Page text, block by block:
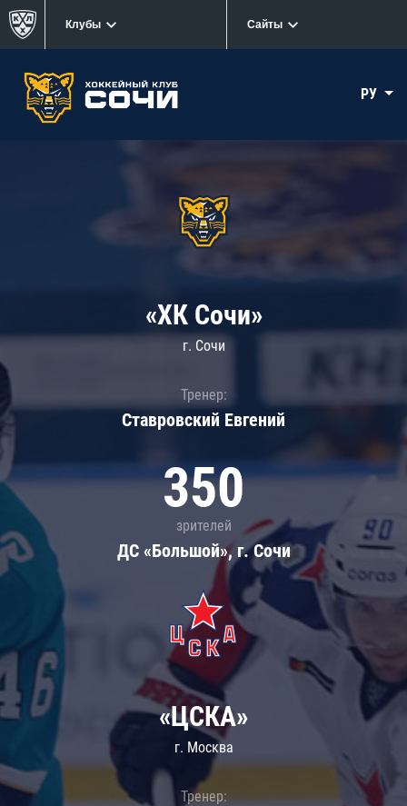
Клубы Сайты
РУ
«ХК Сочи»
г. Сочи
Тренер:
Ставровский Евгений
350
зрителей
ДС «Большой», г. Сочи
«ЦСКА»
г. Москва
Тренер: